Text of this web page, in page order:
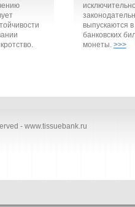
выпускаются
банковских
монеты. >>>
- www.tissuebank.ru